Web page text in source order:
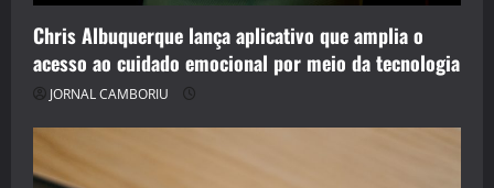
Chris Albuquerque lança aplicativo que amplia o
acesso ao cuidado emocional por meio da tecnologia
JORNAL CAMBORIU